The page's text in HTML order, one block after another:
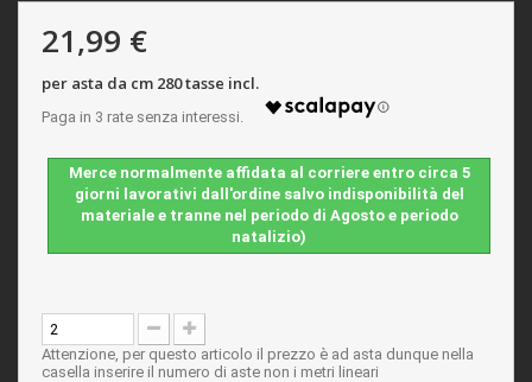
21,99 €
per asta da cm 280 tasse incl.
Merce normalmente affidata al corriere entro circa 5
giorni lavorativi dall'ordine salvo indisponibilità del
materiale e tranne nel periodo di Agosto e periodo
natalizio)
Attenzione, per questo articolo il prezzo è ad asta dunque nella
casella inserire il numero di aste non i metri lineari